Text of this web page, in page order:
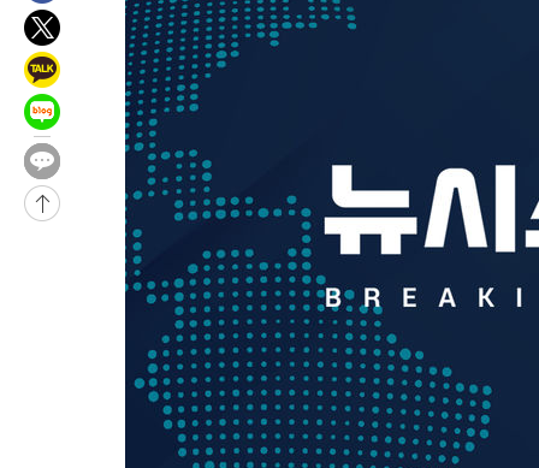
-13864초 전 >
'여긴 20도, 저긴 50도'…열화상 카메라로 본 폭염 저감시설 '
-13335초 전 >
콜롬비아 신임 우파 대통령 취임 하루만에 차량폭탄 폭발 사건
-6929초 전 >
튀르키예 외무장관, "메카 3국 방위협정은 이란이 목표 아냐 "
-4137초 전 >
이군이 불법 군시설 건설한 레바논 남부에서 레바논군 3명 폭발
-1255초 전 >
[속보]美중부 사령관, 이스라엘 긴급방문 다중화된 전선 상황 논
11분 전 >
美 국방부, 켄달 전 공군장관 보안허가 취소…“에어포스원 기밀정
론 누출”
11분 전 >
‘축구의 신’ 아르헨티나 축구 선수 메시의 부친 지병 별세
“美 이란전 무기 소진…북한과 분쟁시 주한 미군 취약해질 수 있어”